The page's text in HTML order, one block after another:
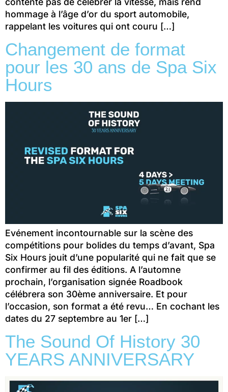
hommage à l’âge d’or du sport automobile,
rappelant les voitures qui ont couru […]
Changement de format
pour les 30 ans de Spa Six
Hours
Evénement incontournable sur la scène des
compétitions pour bolides du temps d’avant, Spa
Six Hours jouit d’une popularité qui ne fait que se
confirmer au fil des éditions. A l’automne
prochain, l’organisation signée Roadbook
célébrera son 30ème anniversaire. Et pour
l’occasion, son format a été revu… En cochant les
dates du 27 septembre au 1er […]
The Sound Of History 30
YEARS ANNIVERSARY